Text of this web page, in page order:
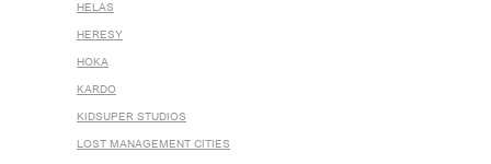
HELAS
HERESY
HOKA
KARDO
KIDSUPER STUDIOS
LOST MANAGEMENT CITIES